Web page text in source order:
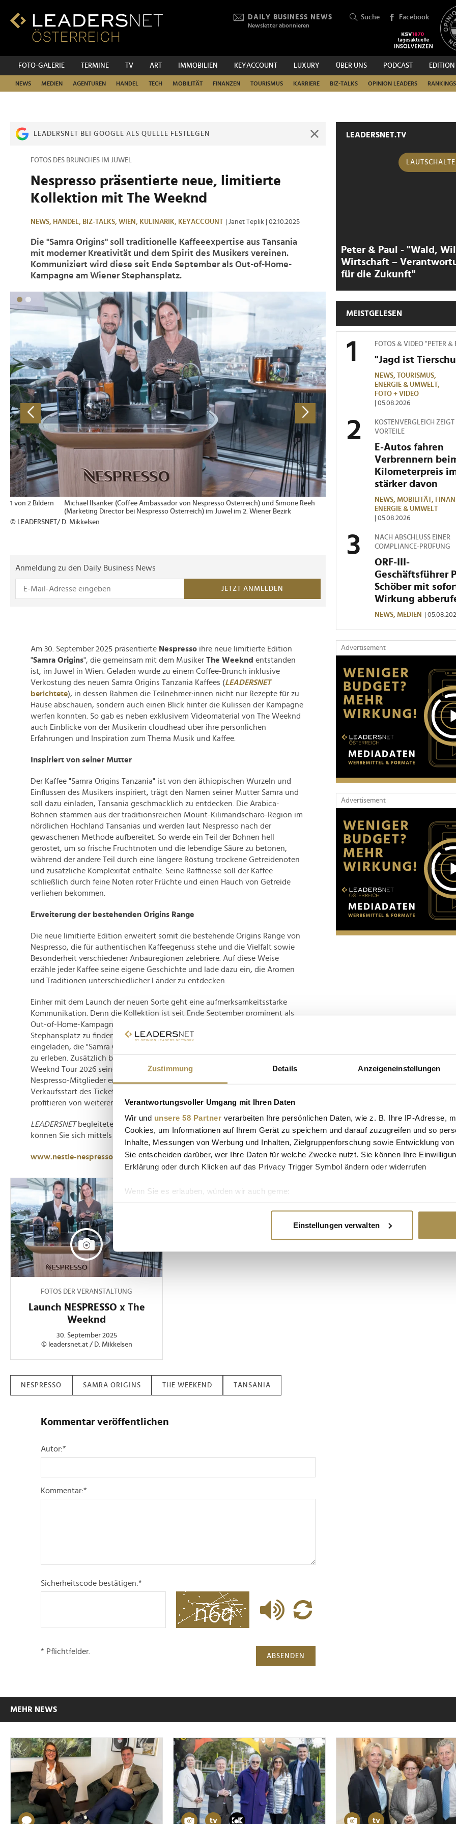
Zustimmung Details Anzeigeneinstellungen
Verantwortungsvoller Umgang mit Ihren Daten
Wir und unsere 58 Partner verarbeiten Ihre persönlichen Daten, wie z. B. Ihre IP-Adresse,
Cookies, um Informationen auf Ihrem Gerät zu speichern und darauf zuzugreifen und so
Inhalte, Messungen von Werbung und Inhalten, Zielgruppenforschung sowie Entwicklung
Sie entscheiden darüber, wer Ihre Daten für welche Zwecke nutzt. Sie können Ihre
Erklärung oder durch Klicken auf das Privacy Trigger Symbol ändern oder widerrufen
Wenn Sie es erlauben, würden wir auch gerne:
Erfahren Sie mehr darüber, wie Ihre persönlichen Daten verarbeitet werden, und legen Sie
Wir verwenden Cookies, um Inhalte und Anzeigen zu personalisieren, Funktionen für soziale
Website an unsere Partner für soziale Medien, Werbung und Analysen weiter. Unsere Partner
möglicherweise mit weiteren Daten zusammen, die Sie ihnen bereitgestellt haben oder die
Einstellungen verwalten
Inhalt
Fußzeilen-
DAILY BUSINESS NEWS
Newsletter abonnieren
Suche Facebook
FOTO-GALERIE TERMINE TV ART IMMOBILIEN KEYACCOUNT LUXURY ÜBER UNS PODCAST EDITION
NEWS MEDIEN AGENTUREN HANDEL TECH MOBILITÄT FINANZEN TOURISMUS KARRIERE BIZ-TALKS OPINION LEADERS RANKINGS
SUCHEN
LEADERSNET BEI GOOGLE ALS QUELLE FESTLEGEN
FOTOS DES BRUNCHES IM JUWEL
Nespresso präsentierte neue, limitierte
Kollektion mit The Weeknd
NEWS, HANDEL, BIZ-TALKS, WIEN, KULINARIK, KEYACCOUNT | Janet Teplik | 02.10.2025
Die "Samra Origins" soll traditionelle Kaffeeexpertise aus Tansania
mit moderner Kreativität und dem Spirit des Musikers vereinen.
Kommuniziert wird diese seit Ende September als Out-of-Home-
Kampagne am Wiener Stephansplatz.
1 von 2 Bildern
Michael Ilsanker (Coffee Ambassador von Nespresso Österreich) und Simone Reeh
(Marketing Director bei Nespresso Österreich) im Juwel im 2. Wiener Bezirk
© LEADERSNET/ D. Mikkelsen
2 von 2 Bildern
Für einen Blick hinter
Videomaterial von
über ihre
Anmeldung zu den Daily Business News
JETZT ANMELDEN
Am 30. September 2025 präsentierte Nespresso ihre neue limitierte Edition
"Samra Origins", die gemeinsam mit dem Musiker The Weeknd entstanden
ist, im Juwel in Wien. Geladen wurde zu einem Coffee-Brunch inklusive
Verkostung des neuen Samra Origins Tanzania Kaffees (LEADERSNET
berichtete), in dessen Rahmen die Teilnehmer:innen nicht nur Rezepte für zu
Hause abschauen, sondern auch einen Blick hinter die Kulissen der Kampagne
werfen konnten. So gab es neben exklusivem Videomaterial von The Weeknd
auch Einblicke von der Musikerin cloudhead über ihre persönlichen
Erfahrungen und Inspiration zum Thema Musik und Kaffee.
Inspiriert von seiner Mutter
Der Kaffee "Samra Origins Tanzania" ist von den äthiopischen Wurzeln und
Einflüssen des Musikers inspiriert, trägt den Namen seiner Mutter Samra und
soll dazu einladen, Tansania geschmacklich zu entdecken. Die Arabica-
Bohnen stammen aus der traditionsreichen Mount-Kilimandscharo-Region im
nördlichen Hochland Tansanias und werden laut Nespresso nach der
gewaschenen Methode aufbereitet. So werde ein Teil der Bohnen hell
geröstet, um so frische Fruchtnoten und die lebendige Säure zu betonen,
während der andere Teil durch eine längere Röstung trockene Getreidenoten
und zusätzliche Komplexität enthalte. Seine Raffinesse soll der Kaffee
schließlich durch feine Noten roter Früchte und einen Hauch von Getreide
verliehen bekommen.
Erweiterung der bestehenden Origins Range
Die neue limitierte Edition erweitert somit die bestehende Origins Range von
Nespresso, die für authentischen Kaffeegenuss stehe und die Vielfalt sowie
Besonderheit verschiedener Anbauregionen zelebriere. Auf diese Weise
erzähle jeder Kaffee seine eigene Geschichte und lade dazu ein, die Aromen
und Traditionen unterschiedlicher Länder zu entdecken.
Einher mit dem Launch der neuen Sorte geht eine aufmerksamkeitsstarke
Kommunikation. Denn die Kollektion ist seit Ende September prominent als
Out-of-Home-Kampagne an mehreren Standorten rund um den Wiener
Stephansplatz zu finden. Darüber hinaus sind Kaffeeliebhaber:innen
eingeladen, die "Samra Origins" in allen Nespresso Boutiquen österreichweit
zu erleben. Zusätzlich bietet das Unternehmen als offizieller Sponsor der The
Weeknd Tour 2026 seinen Mitgliedern exklusive Vorteile. Ausgewählte
Nespresso-Mitglieder erhielten etwa 24 Stunden vor dem offiziellen
Verkaufsstart des Ticket-Presales einen exklusiven Vorabzugang und
profitieren von weiteren Aktionen rund um die Tour.
LEADERSNETbegleitete die Präsentation. Einen Eindruck vom Coffee-Brunch
können Sie sich mittels
Galerieverschaffen.
www.nestle-nespresso.com
FOTOS DER VERANSTALTUNG
Launch NESPRESSO x The
Weeknd
30. September 2025
© leadersnet.at / D. Mikkelsen
NESPRESSO SAMRA ORIGINS THE WEEKEND TANSANIA
Kommentar veröffentlichen
Autor:*
Kommentar:*
Sicherheitscode bestätigen:*
ABSENDEN
* Pflichtfelder.
LEADERSNET.TV
Peter & Paul - "Wald,
Wirtschaft –
für die Zukunft"
MEISTGELESEN
FOTOS & VIDEO "PETER &
"Jagd ist
NEWS, TOURISMUS,
ENERGIE & UMWELT,
FOTO + VIDEO
| 05.08.2026
KOSTENVERGLEICH ZEIGT
VORTEILE
E-Autos fahren
Verbrennern
Kilometerpreis
stärker davon
NEWS, MOBILITÄT,
ENERGIE & UMWELT
| 05.08.2026
NACH ABSCHLUSS EINER
COMPLIANCE-PRÜFUNG
ORF-III-
Geschäftsführer
Schöber mit
Wirkung
NEWS, MEDIEN |
Advertisement
Advertisement
MEHR NEWS